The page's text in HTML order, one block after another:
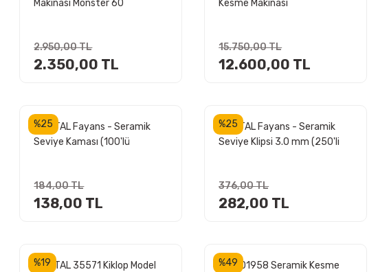
Makinası Monster 60
2.950,00 TL
2.350,00 TL
Kesme Makinası
15.750,00 TL
12.600,00 TL
%25
KRİSTAL Fayans - Seramik
Seviye Kaması (100'lü
184,00 TL
138,00 TL
%25
KRİSTAL Fayans - Seramik
Seviye Klipsi 3.0 mm (250'li
376,00 TL
282,00 TL
%19
KRİSTAL 35571 Kiklop Model
%49
Rubi 01958 Seramik Kesme